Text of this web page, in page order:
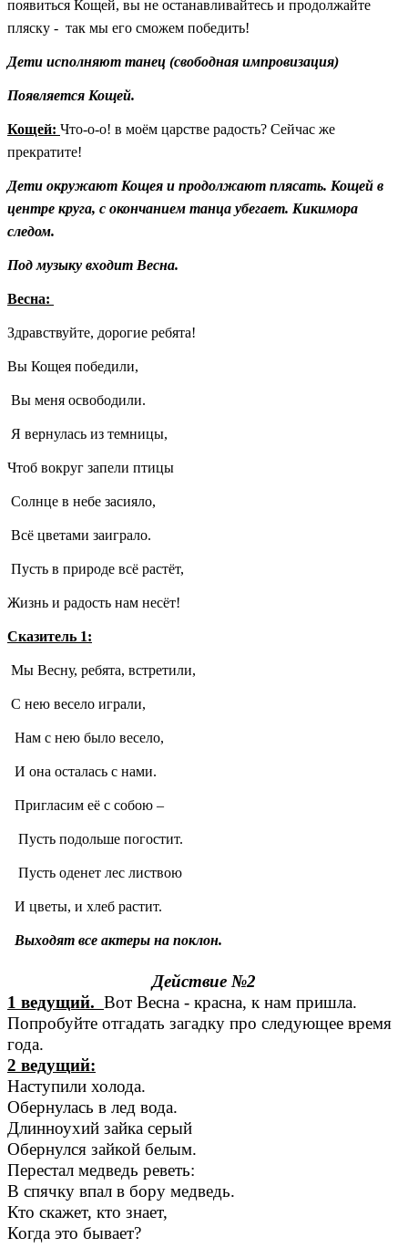
появиться Кощей, вы не останавливайтесь и продолжайте
пляску - так мы его сможем победить!
Дети исполняют танец (свободная импровизация)
Появляется Кощей.
Кощей: Что-о-о! в моём царстве радость? Сейчас же
прекратите!
Дети окружают Кощея и продолжают плясать. Кощей в
центре круга, с окончанием танца убегает. Кикимора
следом.
Под музыку входит Весна.
Весна:
Здравствуйте, дорогие ребята!
Вы Кощея победили,
Вы меня освободили.
Я вернулась из темницы,
Чтоб вокруг запели птицы
Солнце в небе засияло,
Всё цветами заиграло.
Пусть в природе всё растёт,
Жизнь и радость нам несёт!
Сказитель 1:
Мы Весну, ребята, встретили,
С нею весело играли,
Нам с нею было весело,
И она осталась с нами.
Пригласим её с собою –
Пусть подольше погостит.
Пусть оденет лес листвою
И цветы, и хлеб растит.
Выходят все актеры на поклон.
Действие №2
1 ведущий. Вот Весна - красна, к нам пришла.
Попробуйте отгадать загадку про следующее время
года.
2 ведущий:
Наступили холода.
Обернулась в лед вода.
Длинноухий зайка серый
Обернулся зайкой белым.
Перестал медведь реветь:
В спячку впал в бору медведь.
Кто скажет, кто знает,
Когда это бывает?